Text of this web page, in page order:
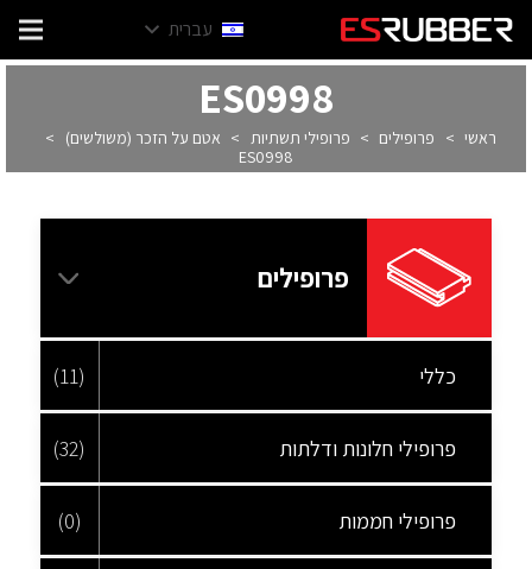
עברית
ES0998
ראשי > פרופילים > פרופילי תשתיות > אטם על הזכר (משולשים)
>
ES0998
פרופילים
כללי (11)
פרופילי חלונות ודלתות (32)
פרופילי חממות (0)